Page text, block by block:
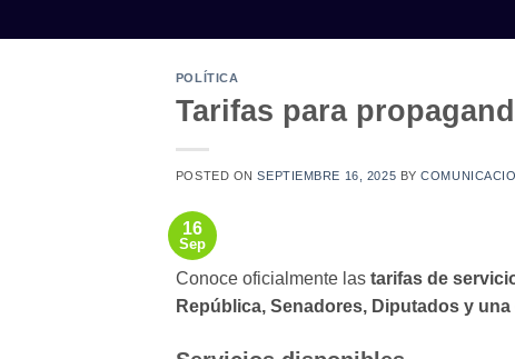
POLÍTICA
Tarifas para
POSTED ONSEPTIEMBRE 16, 2025 BY
16
Sep
Conoce oficialmente las tarifas de
República, Senadores, Diputados y